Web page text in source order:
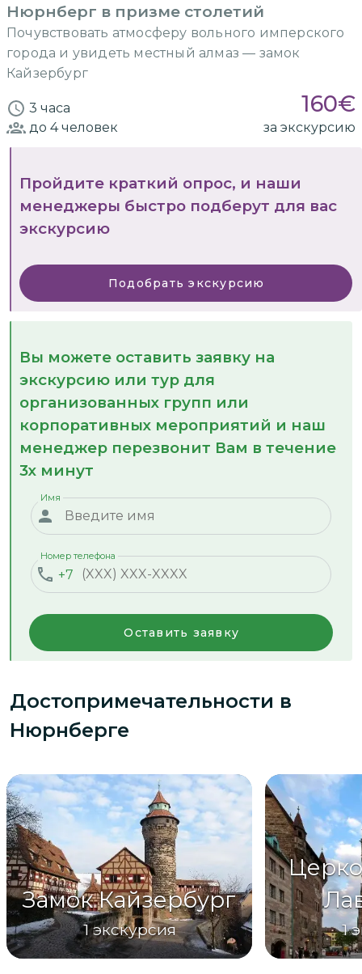
Нюрнберг в призме столетий
Почувствовать атмосферу вольного имперского
города и увидеть местный алмаз — замок
Кайзербург
3 часа 160€
до 4человек за экскурсию
Пройдите краткий опрос, и наши
менеджеры быстро подберут для вас
экскурсию
Подобрать экскурсию
Вы можете оставить заявку на
экскурсию или тур для
организованных групп или
корпоративных мероприятий и наш
менеджер перезвонит Вам в течение
3х минут
Имя
+7
Номер телефона
Оставить заявку
Достопримечательности в
Нюрнберге
Замок Кайзербург
1 экскурсия 1